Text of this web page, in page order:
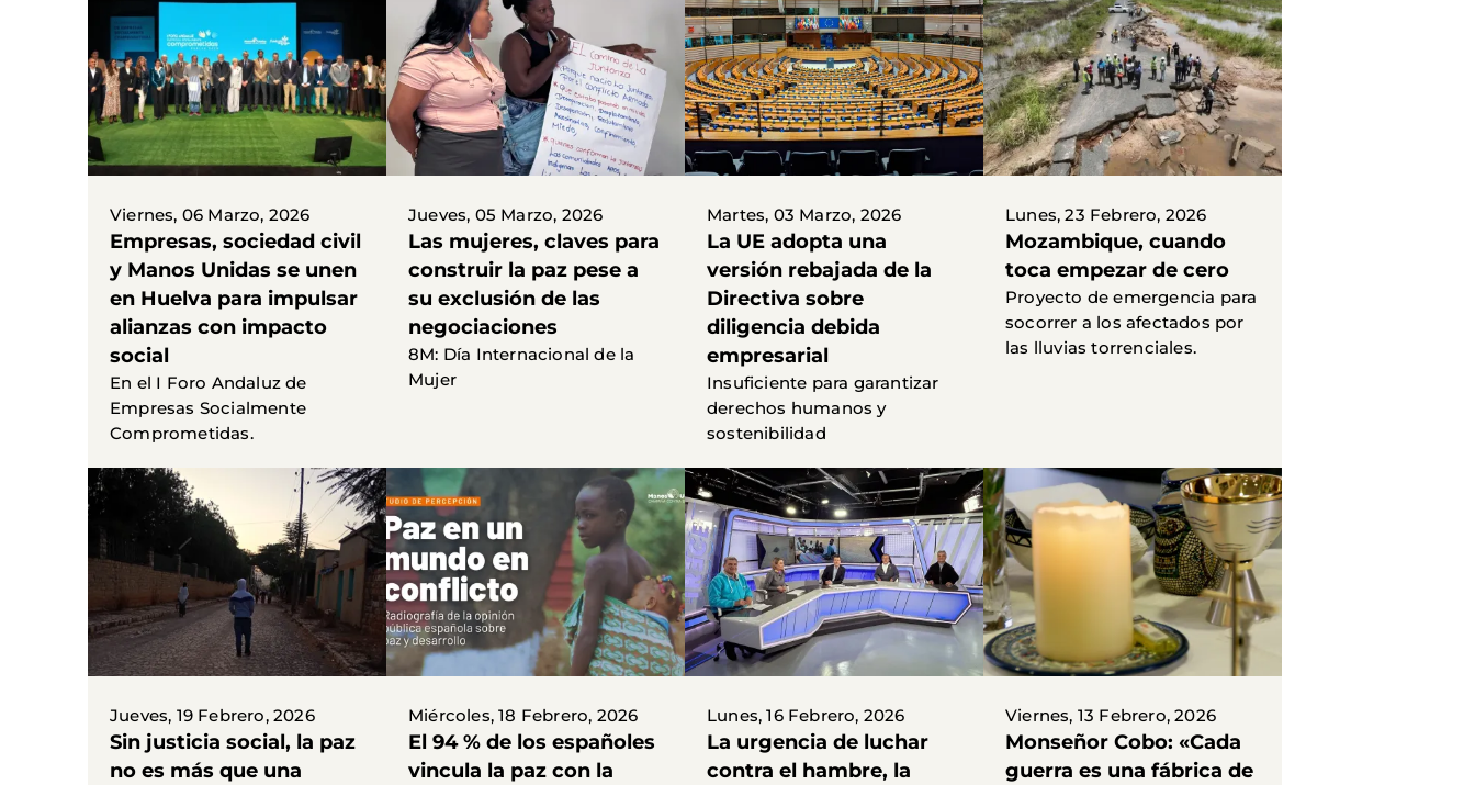
Viernes, 06 Marzo, 2026
Empresas, sociedad civil
y Manos Unidas se unen
en Huelva para impulsar
alianzas con impacto
social
En el I Foro Andaluz de
Empresas Socialmente
Comprometidas.
Jueves, 05 Marzo, 2026
Las mujeres, claves para
construir la paz pese a
su exclusión de las
negociaciones
8M: Día Internacional de la
Mujer
Martes, 03 Marzo, 2026
La UE adopta una
versión rebajada de la
Directiva sobre
diligencia debida
empresarial
Insuficiente para garantizar
derechos humanos y
sostenibilidad
Lunes, 23 Febrero, 2026
Mozambique, cuando
toca empezar de cero
Proyecto de emergencia para
socorrer a los afectados por
las lluvias torrenciales.
Jueves, 19 Febrero, 2026
Sin justicia social, la paz
no es más que una
Miércoles, 18 Febrero, 2026
El 94 % de los españoles
vincula la paz con la
Lunes, 16 Febrero, 2026
La urgencia de luchar
contra el hambre, la
Viernes, 13 Febrero, 2026
Monseñor Cobo: «Cada
guerra es una fábrica de